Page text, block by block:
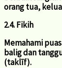
orang tua,
2.4. Fikih
Memahami
balig dan
(taklīf).